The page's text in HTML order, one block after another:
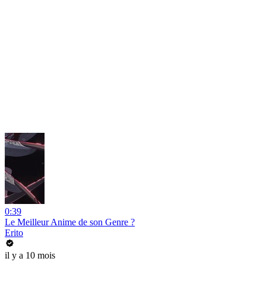
0:39
Le Meilleur Anime de son Genre ?
Erito
il y a 10 mois